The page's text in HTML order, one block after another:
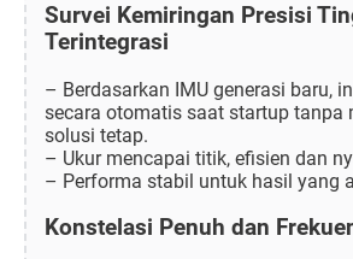
Survei Kemiringan Presisi
Terintegrasi
– Berdasarkan IMU generasi baru,
secara otomatis saat startup tanpa
solusi tetap.
– Ukur mencapai titik, efisien dan
– Performa stabil untuk hasil yang
Konstelasi Penuh dan